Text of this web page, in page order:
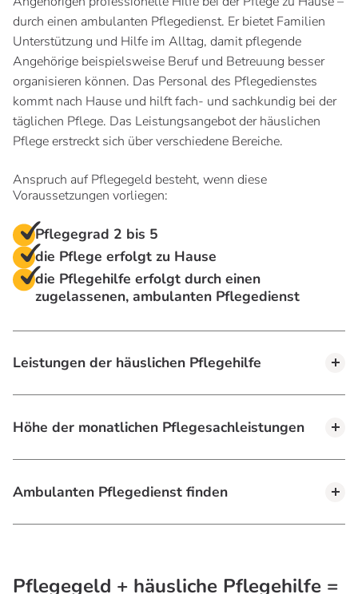
durch einen ambulanten Pflegedienst. Er bietet Familien
Unterstützung und Hilfe im Alltag, damit pflegende
Angehörige beispielsweise Beruf und Betreuung besser
organisieren können. Das Personal des Pflegedienstes
kommt nach Hause und hilft fach- und sachkundig bei der
täglichen Pflege. Das Leistungsangebot der häuslichen
Pflege erstreckt sich über verschiedene Bereiche.
Anspruch auf Pflegegeld besteht, wenn diese
Voraussetzungen vorliegen:
Pflegegrad 2 bis 5
die Pflege erfolgt zu Hause
die Pflegehilfe erfolgt durch einen
zugelassenen, ambulanten Pflegedienst
Leistungen der häuslichen Pflegehilfe
Höhe der monatlichen Pflegesachleistungen
Ambulanten Pflegedienst finden
Pflegegeld + häusliche Pflegehilfe =